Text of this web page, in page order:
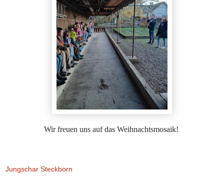
Wir freuen uns auf das Weihnachtsmosaik!
Jungschar Steckborn